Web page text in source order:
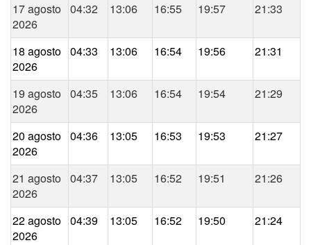
17 agosto
2026
04:32 13:06 16:55 19:57 21:33
18 agosto
2026
04:33 13:06 16:54 19:56 21:31
19 agosto
2026
04:35 13:06 16:54 19:54 21:29
20 agosto
2026
04:36 13:05 16:53 19:53 21:27
21 agosto
2026
04:37 13:05 16:52 19:51 21:26
22 agosto
2026
04:39 13:05 16:52 19:50 21:24